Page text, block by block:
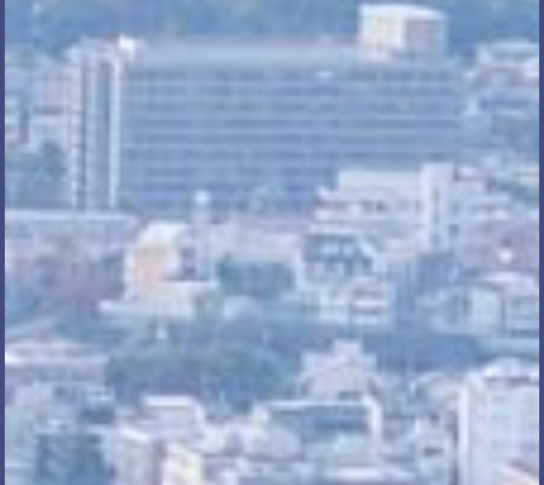
電話で相談する
メール相談・面談予約
LINEで相談する
とじる